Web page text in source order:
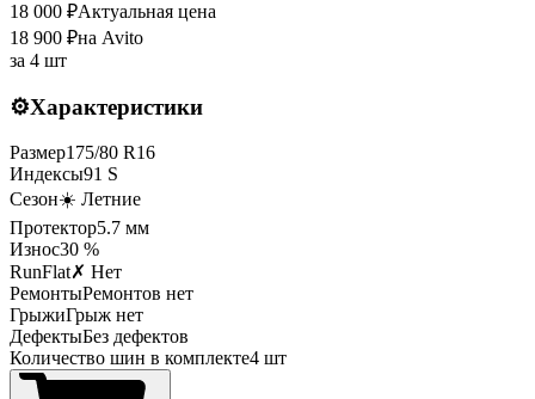
18 000 ₽Актуальная цена
18 900 ₽на Avito
за 4 шт
⚙️Характеристики
Размер175/80 R16
Индексы91 S
Сезон☀️ Летние
Протектор5.7 мм
Износ30 %
RunFlat✗ Нет
РемонтыРемонтов нет
ГрыжиГрыж нет
ДефектыБез дефектов
Количество шин в комплекте4 шт